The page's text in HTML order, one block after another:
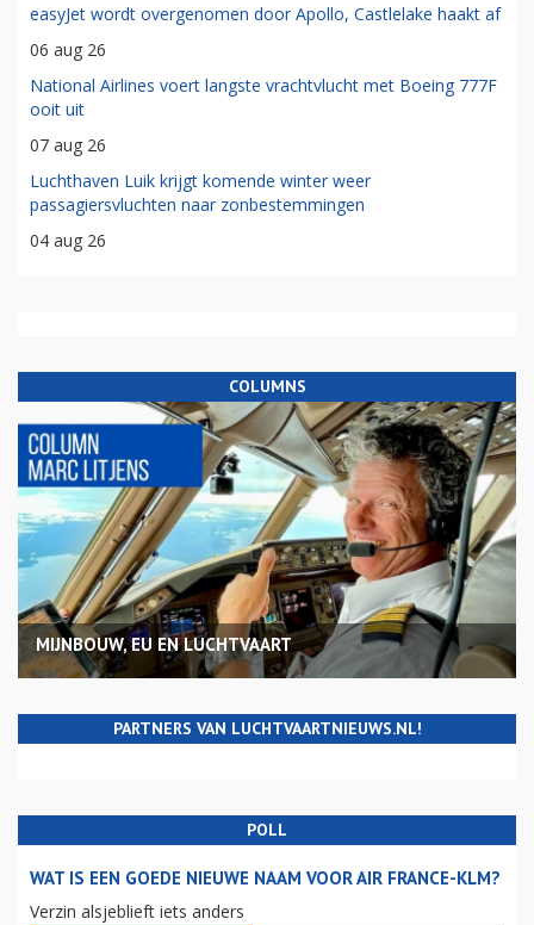
easyJet wordt overgenomen door Apollo, Castlelake haakt af
06 aug 26
National Airlines voert langste vrachtvlucht met Boeing 777F
ooit uit
07 aug 26
Luchthaven Luik krijgt komende winter weer
passagiersvluchten naar zonbestemmingen
04 aug 26
COLUMNS
MIJNBOUW, EU EN LUCHTVAART
PARTNERS VAN LUCHTVAARTNIEUWS.NL!
POLL
WAT IS EEN GOEDE NIEUWE NAAM VOOR AIR FRANCE-KLM?
Verzin alsjeblieft iets anders